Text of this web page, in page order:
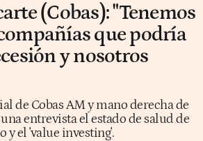
(Cobas): "Tenemos
que podría
y nosotros
de Cobas AM y mano derecha de
entrevista el estado de salud de
y el 'value investing'.